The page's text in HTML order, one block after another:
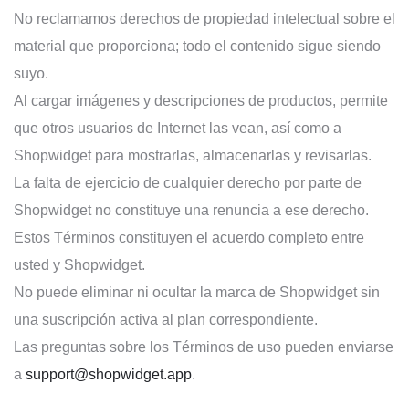
No reclamamos derechos de propiedad intelectual sobre el
material que proporciona; todo el contenido sigue siendo
suyo.
Al cargar imágenes y descripciones de productos, permite
que otros usuarios de Internet las vean, así como a
Shopwidget para mostrarlas, almacenarlas y revisarlas.
La falta de ejercicio de cualquier derecho por parte de
Shopwidget no constituye una renuncia a ese derecho.
Estos Términos constituyen el acuerdo completo entre
usted y Shopwidget.
No puede eliminar ni ocultar la marca de Shopwidget sin
una suscripción activa al plan correspondiente.
Las preguntas sobre los Términos de uso pueden enviarse
a support@shopwidget.app.